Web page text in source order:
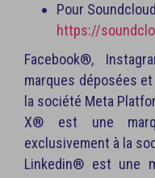
Pour
https://
Facebook®,
marques déposées
la société Meta
X® est une
exclusivement à la
Linkedin® est une